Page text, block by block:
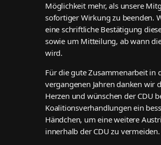
Möglichkeit mehr, als unsere
sofortiger Wirkung zu beenden.
eine schriftliche Bestätigung
sowie um Mitteilung, ab wann
wird.
Für die gute Zusammenarbeit in
vergangenen Jahren danken wir
Herzen und wünschen der CDU
Koalitionsverhandlungen ein
Händchen, um eine weitere
innerhalb der CDU zu vermeiden.